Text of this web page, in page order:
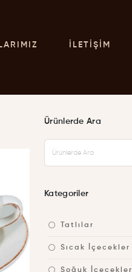
İLETIŞIM
Ürünlerde Ara
Kategoriler
Tatlılar
Sıcak İçecekler
Soğuk İçecekler